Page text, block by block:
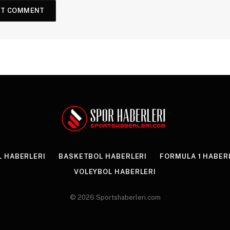
HABERLERI BASKETBOL HABERLERI
FORMULA 1
VOLEYBOL HABERLERI
© 2026 Sportshaberleri.com